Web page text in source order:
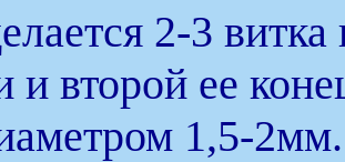
2-3
и второй ее
1,5-